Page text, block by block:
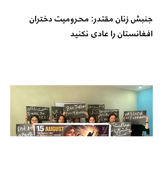
جنبش زنان مقتدر: محرومیت دختران
افغانستان را عادی نکنید